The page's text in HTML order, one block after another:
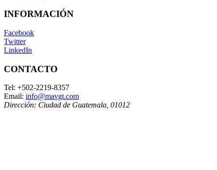
INFORMACIÓN
Facebook
Twitter
LinkedIn
CONTACTO
Tel: +502-2219-8357
Email: info@mavgt.com
Dirección: Ciudad de Guatemala 01012